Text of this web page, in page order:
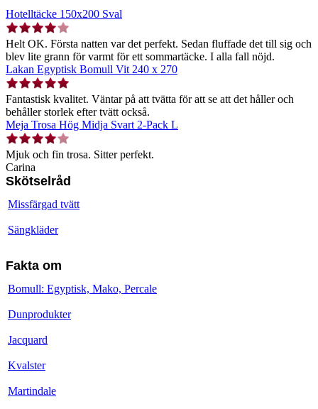
Hotelltäcke 150x200 Sval
Helt OK. Första natten var det perfekt. Sedan fluffade det till sig och
blev lite grann för varmt för ett sommartäcke. I alla fall nöjd.
Lakan Egyptisk Bomull Vit 240 x 270
Fantastisk kvalitet. Väntar på att tvätta för att se att det håller och
behåller storlek efter tvätt också.
Meja Trosa Hög Midja Svart 2-Pack L
Mjuk och fin trosa. Sitter perfekt.
Carina
Skötselråd
Missfärgad tvätt
Sängkläder
Fakta om
Bomull: Egyptisk, Mako, Percale
Dunprodukter
Jacquard
Kvalster
Martindale